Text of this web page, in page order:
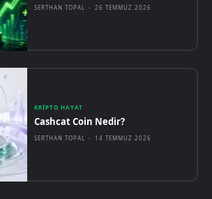
SERTHAN TOPAL - 26 TEMMUZ 2026
KRIPTO HAYAT
Cashcat Coin Nedir?
SERTHAN TOPAL - 14 TEMMUZ 2026